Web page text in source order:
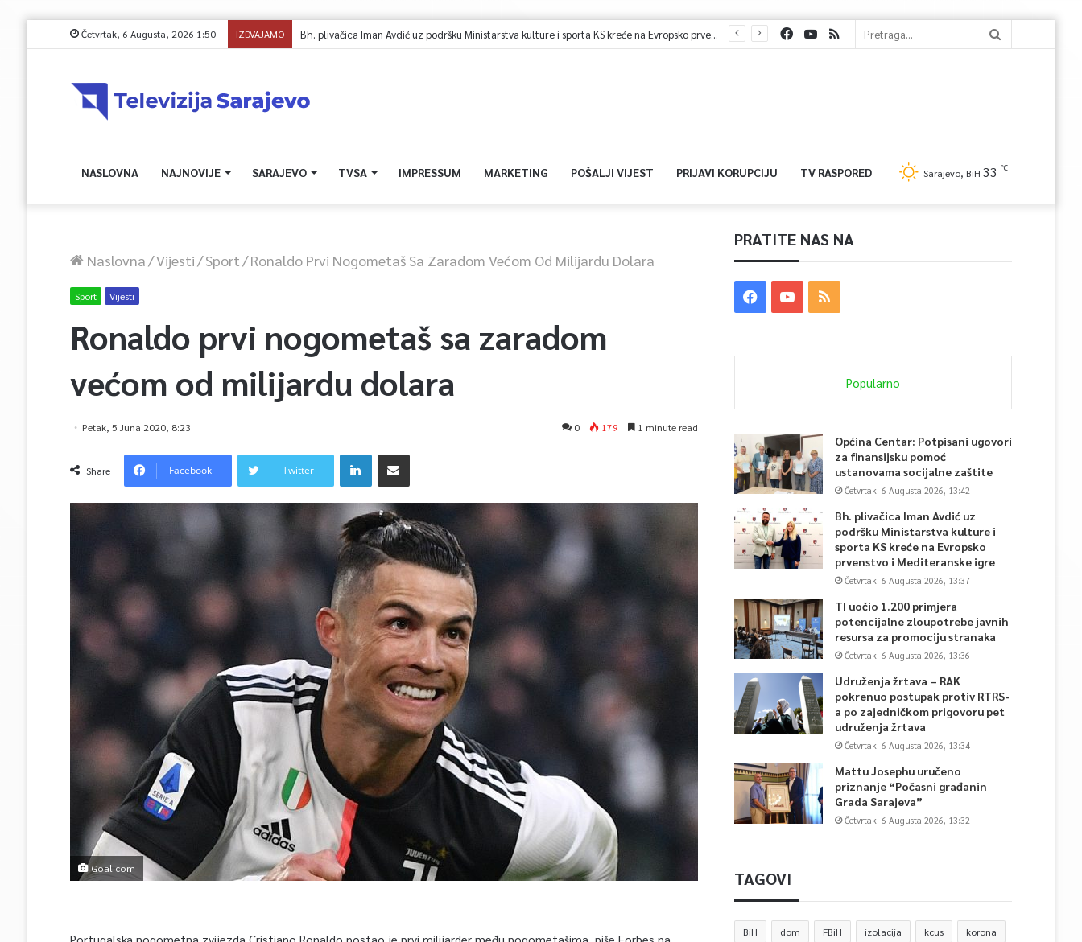
Četvrtak, 6 Augusta, 2026 1:50 IZDVAJAMO Bh. plivačica Iman Avdić uz podršku Ministarstva kulture i sporta KS kreće na Evropsko prvenstvo i Mediteranske igre
NASLOVNA NAJNOVIJE SARAJEVO TVSA IMPRESSUM MARKETING POŠALJI VIJEST PRIJAVI KORUPCIJU TV RASPORED Sarajevo, BiH 33 ℃
Naslovna/Vijesti/Sport/Ronaldo Prvi Nogometaš Sa Zaradom Većom Od Milijardu Dolara
Sport Vijesti
Ronaldo prvi nogometaš sa zaradom
većom od milijardu dolara
Petak, 5 Juna 2020, 8:23 0 179 1 minute read
Share Facebook Twitter
Goal.com
PRATITE NAS NA
Popularno
Općina Centar: Potpisani ugovori
za finansijsku pomoć
ustanovama socijalne zaštite
Četvrtak, 6 Augusta 2026, 13:42
Bh. plivačica Iman Avdić uz
podršku Ministarstva kulture i
sporta KS kreće na Evropsko
prvenstvo i Mediteranske igre
Četvrtak, 6 Augusta 2026, 13:37
TI uočio 1.200 primjera
potencijalne zloupotrebe javnih
resursa za promociju stranaka
Četvrtak, 6 Augusta 2026, 13:36
Udruženja žrtava – RAK
pokrenuo postupak protiv RTRS-
a po zajedničkom prigovoru pet
udruženja žrtava
Četvrtak, 6 Augusta 2026, 13:34
Mattu Josephu uručeno
priznanje “Počasni građanin
Grada Sarajeva”
Četvrtak, 6 Augusta 2026, 13:32
TAGOVI
BiH dom FBiH izolacija kcus korona